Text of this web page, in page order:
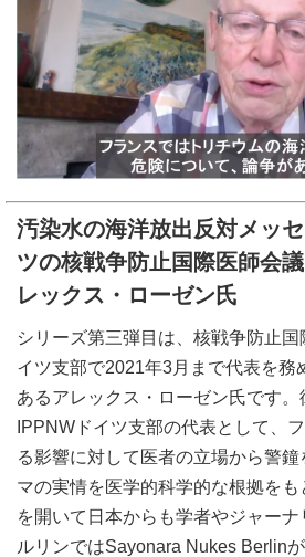
汚染水の海洋放出反対メッ
ツの核戦争防止国際医師会
レックス・ローゼン氏
シリーズ第三弾目は、核戦争防止
イツ支部で2021年3月まで代表を務
あるアレックス・ローゼン氏です。
IPPNWドイツ支部の代表として、
る影響に対して医者の立場から警
マの実情を医学的科学的な根拠を
を開いて日本からも学者やジャー
ルリンではSayonara Nukes Berlin